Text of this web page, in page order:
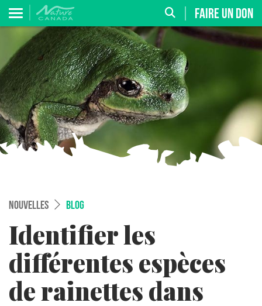
FAIRE UN DON
NOUVELLES BLOG
Identifier les
différentes espèces
de rainettes dans